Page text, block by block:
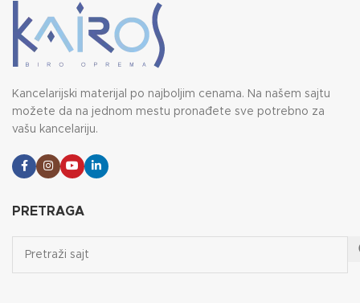
Kancelarijski materijal po najboljim cenama. Na našem sajtu
možete da na jednom mestu pronađete sve potrebno za
vašu kancelariju.
PRETRAGA